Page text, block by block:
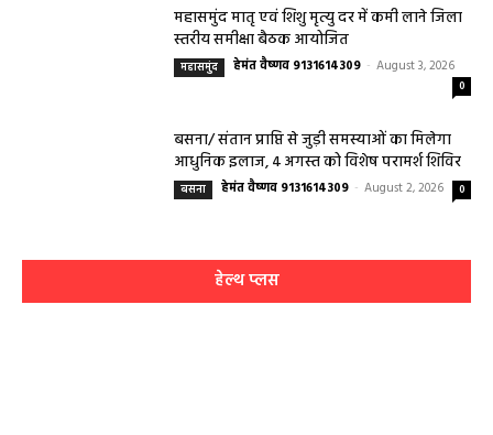
महासमुंद मातृ एवं शिशु मृत्यु दर में कमी लाने जिला
स्तरीय समीक्षा बैठक आयोजित
महासमुंद हेमंत वैष्णव 9131614309 - August 3, 2026
0
बसना/ संतान प्राप्ति से जुड़ी समस्याओं का मिलेगा
आधुनिक इलाज, 4 अगस्त को विशेष परामर्श शिविर
बसना हेमंत वैष्णव 9131614309 - August 2, 2026 0
हेल्थ प्लस